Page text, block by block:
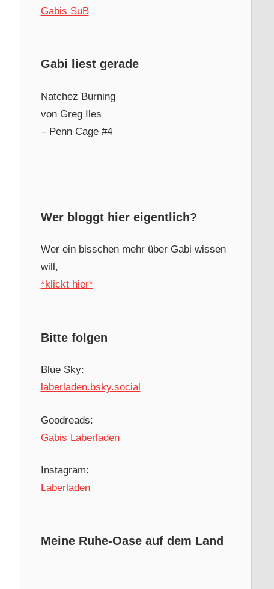
Gabis SuB
Gabi liest gerade
Natchez Burning
von Greg Iles
– Penn Cage #4
Wer bloggt hier eigentlich?
Wer ein bisschen mehr über Gabi wissen
will,
*klickt hier*
Bitte folgen
Blue Sky:
laberladen.bsky.social
Goodreads:
Gabis Laberladen
Instagram:
Laberladen
Meine Ruhe-Oase auf dem Land